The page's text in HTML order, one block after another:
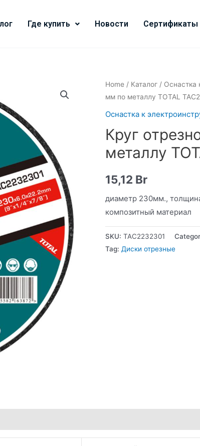
Где купить Новости Сертификаты
Home / Каталог / Оснастка
мм по металлу TOTAL
Оснастка к
Круг
металлу
15,12 Br
диаметр 230мм.,
композитный материал
SKU: TAC2232301
Tag: Диски отрезные